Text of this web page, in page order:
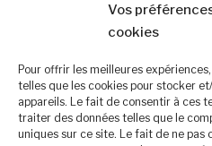
Vos
cookies
Pour offrir les meilleures
telles que les cookies pour stocker
appareils. Le fait de consentir à ces
traiter des données telles que le
uniques sur ce site. Le fait de ne pas
À
Mentions